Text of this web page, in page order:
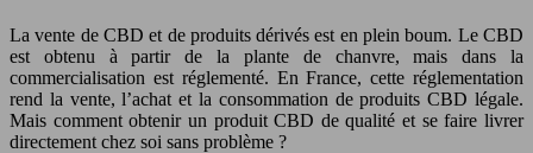
La vente de CBD et de produits dérivés est en plein boum. Le CBD
est obtenu à partir de la plante de chanvre, mais dans la
commercialisation est réglementé. En France, cette réglementation
rend la vente, l’achat et la consommation de produits CBD légale.
Mais comment obtenir un produit CBD de qualité et se faire livrer
directement chez soi sans problème ?